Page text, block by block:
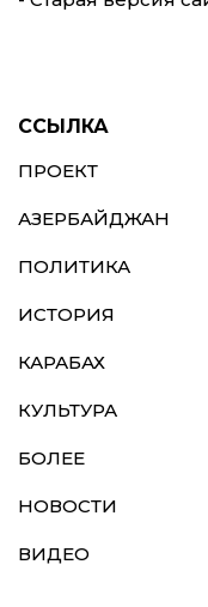
ССЫЛКА
ПРОЕКТ
АЗЕРБАЙДЖАН
ПОЛИТИКА
ИСТОРИЯ
КАРАБАХ
КУЛЬТУРА
БОЛЕЕ
НОВОСТИ
ВИДЕО